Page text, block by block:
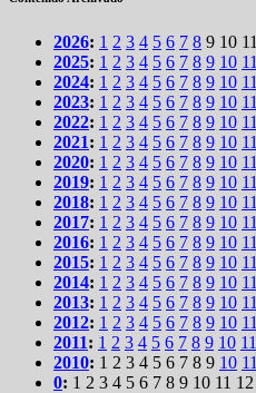
2026: 1 2 3 4 5 6 7 8 9 10 11
2025: 1 2 3 4 5 6 7 8 9 10 11
2024: 1 2 3 4 5 6 7 8 9 10 11
2023: 1 2 3 4 5 6 7 8 9 10 11
2022: 1 2 3 4 5 6 7 8 9 10 11
2021: 1 2 3 4 5 6 7 8 9 10 11
2020: 1 2 3 4 5 6 7 8 9 10 11
2019: 1 2 3 4 5 6 7 8 9 10 11
2018: 1 2 3 4 5 6 7 8 9 10 11
2017: 1 2 3 4 5 6 7 8 9 10 11
2016: 1 2 3 4 5 6 7 8 9 10 11
2015: 1 2 3 4 5 6 7 8 9 10 11
2014: 1 2 3 4 5 6 7 8 9 10 11
2013: 1 2 3 4 5 6 7 8 9 10 11
2012: 1 2 3 4 5 6 7 8 9 10 11
2011: 1 2 3 4 5 6 7 8 9 10 11
2010: 1 2 3 4 5 6 7 8 9 10 11
0: 1 2 3 4 5 6 7 8 9 10 11 12